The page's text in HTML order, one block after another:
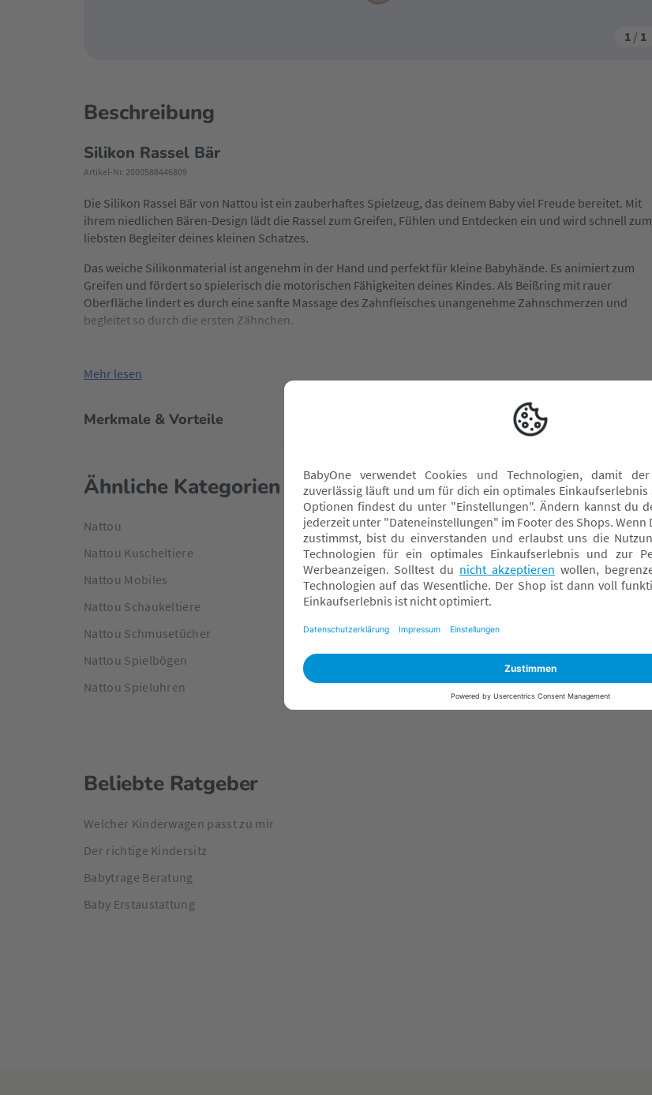
1 / 1
Beschreibung
Silikon Rassel Bär
Artikel-Nr. 2000588446809
Die Silikon Rassel Bär von Nattou ist ein zauberhaftes Spielzeug, das deinem Baby viel Freude bereitet. Mit
ihrem niedlichen Bären-Design lädt die Rassel zum Greifen, Fühlen und Entdecken ein und wird schnell zum
liebsten Begleiter deines kleinen Schatzes.
Das weiche Silikonmaterial ist angenehm in der Hand und perfekt für kleine Babyhände. Es animiert zum
Greifen und fördert so spielerisch die motorischen Fähigkeiten deines Kindes. Als Beißring mit rauer
Oberfläche lindert es durch eine sanfte Massage des Zahnfleisches unangenehme Zahnschmerzen und
begleitet so durch die ersten Zähnchen.
Mehr lesen
Merkmale & Vorteile
Ähnliche Kategorien
Nattou
Nattou Kuscheltiere
Nattou Mobiles
Nattou Schaukeltiere
Nattou Schmusetücher
Nattou Spielbögen
Nattou Spieluhren
Nattou Wickelauflagen
Knisterspielzeug & Knistertücher
Krabbelrollen
Krabbelspielzeug
Kuscheltiere
Rasseln & Greiflinge
Beliebte Ratgeber
Welcher Kinderwagen passt zu mir
Der richtige Kindersitz
Babytrage Beratung
Baby Erstaustattung